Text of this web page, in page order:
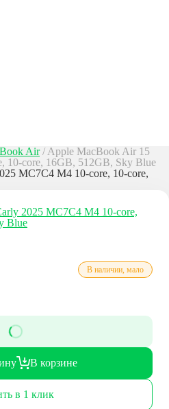
Air/ Apple MacBook Air 15
10-core, 16GB, 512GB, Sky Blue
MC7C4 M4 10-core, 10-core,
В наличии, мало
В корзине
в 1 клик